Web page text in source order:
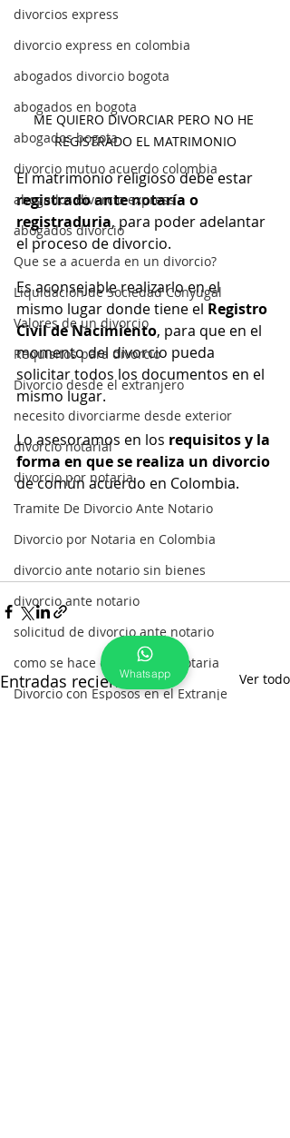
divorcios express
divorcio express en colombia
abogados divorcio bogota
abogados en bogota
abogados bogota
divorcio mutuo acuerdo colombia
abogados divorcio express
abogados divorcio
Que se a acuerda en un divorcio?
Liquidación de Sociedad Conyugal
Valores de un divorcio
Requisitos para divorcio
Divorcio desde el extranjero
necesito divorciarme desde exterior
divorcio notarial
divorcio por notaria
Tramite De Divorcio Ante Notario
Divorcio por Notaria en Colombia
divorcio ante notario sin bienes
divorcio ante notario
solicitud de divorcio ante notario
como se hace divorcio por notaria
Divorcio con Esposos en el Extranje
ME QUIERO DIVORCIAR PERO NO HE
REGISTRADO EL MATRIMONIO
El matrimonio religioso debe estar
registrado ante notaría o
registraduria, para poder adelantar
el proceso de divorcio.
Es aconsejable realizarlo en el
mismo lugar donde tiene el Registro
Civil de Nacimiento, para que en el
momento del divorcio pueda
solicitar todos los documentos en el
mismo lugar.
Lo asesoramos en los requisitos y la
forma en que se realiza un divorcio
de común acuerdo en Colombia.
Entradas recientes Ver todo
Whatsapp